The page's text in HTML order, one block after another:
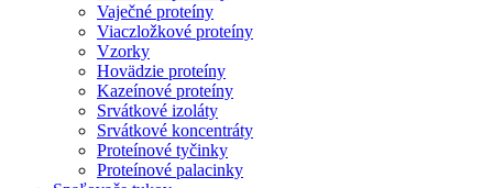
Vaječné proteíny
Viaczložkové proteíny
Vzorky
Hovädzie proteíny
Kazeínové proteíny
Srvátkové izoláty
Srvátkové koncentráty
Proteínové tyčinky
Proteínové palacinky